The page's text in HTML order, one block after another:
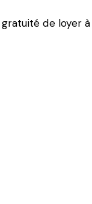
de loyer